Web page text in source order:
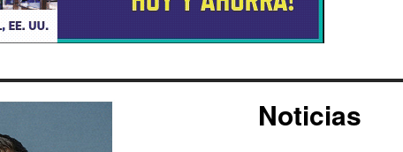
Noticias